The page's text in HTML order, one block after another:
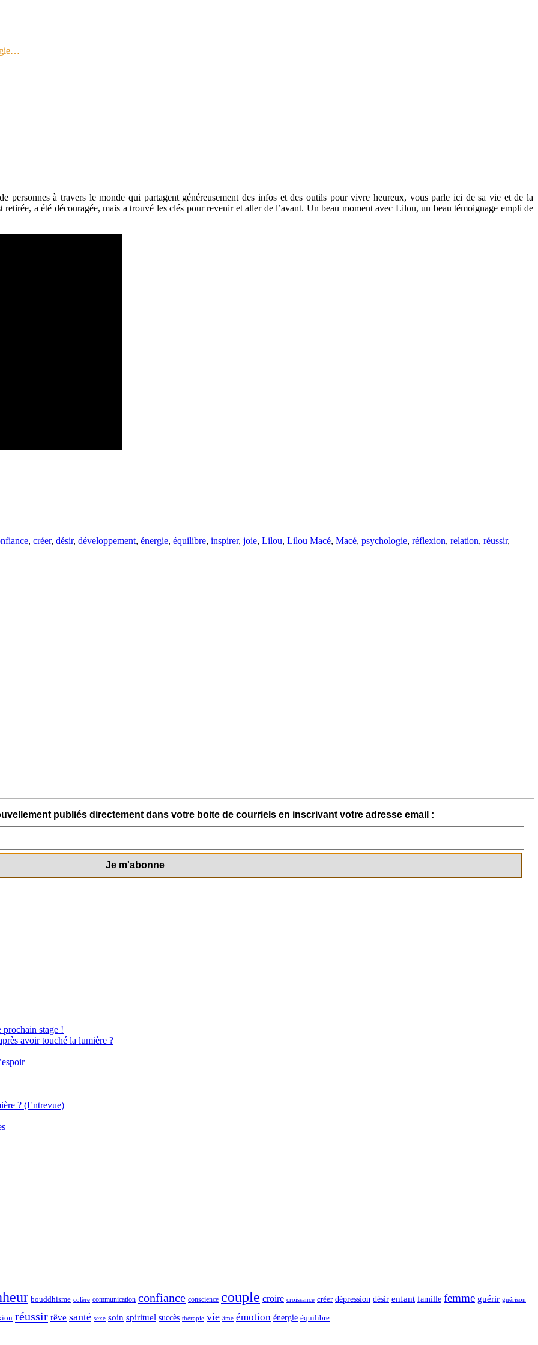
personnes à travers le monde qui partagent généreusement des infos et des outils pour vivre heureux, vous parle ici de sa vie et de la
a été découragée, mais a trouvé les clés pour revenir et aller de l’avant. Un beau moment avec Lilou, un beau témoignage empli de
, créer, désir, développement, énergie, équilibre, inspirer, joie, Lilou, Lilou Macé, Macé, psychologie, réflexion, relation, réussir,
publiés directement dans votre boite de courriels en inscrivant votre adresse email :
prochain stage !
avoir touché la lumière ?
? (Entrevue)
bouddhisme colère communication confiance conscience couple croire croissance créer dépression désir enfant famille femme guérir guérison
réussir rêve santé sexe soin spirituel succès thérapie vie âme émotion énergie équilibre